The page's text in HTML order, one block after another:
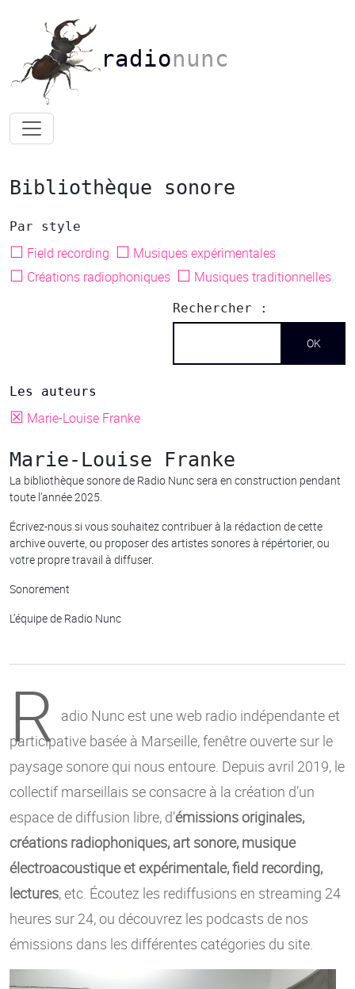
radionunc
Bibliothèque sonore
Par style
☐ Field recording ☐ Musiques expérimentales
☐ Créations radiophoniques ☐ Musiques traditionnelles
Rechercher :
Les auteurs
☒ Marie-Louise Franke
Marie-Louise Franke
La bibliothèque sonore de Radio Nunc sera en construction pendant
toute l’année 2025.
Écrivez-nous si vous souhaitez contribuer à la rédaction de cette
archive ouverte, ou proposer des artistes sonores à répértorier, ou
votre propre travail à diffuser.
Sonorement
L’équipe de Radio Nunc
R adio Nunc est une web radio indépendante et
participative basée à Marseille, fenêtre ouverte sur le
paysage sonore qui nous entoure. Depuis avril 2019, le
collectif marseillais se consacre à la création d’un
espace de diffusion libre, d’émissions originales,
créations radiophoniques, art sonore, musique
électroacoustique et expérimentale, field recording,
lectures, etc. Écoutez les rediffusions en streaming 24
heures sur 24, ou découvrez les podcasts de nos
émissions dans les différentes catégories du site.